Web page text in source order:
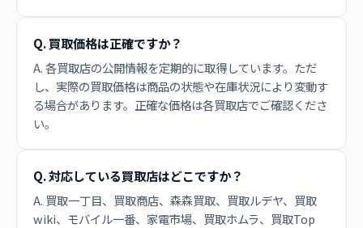
Q. 買取価格は正確ですか？
A. 各買取店の公開情報を定期的に取得しています。ただ
し、実際の買取価格は商品の状態や在庫状況により変動す
る場合があります。正確な価格は各買取店でご確認くださ
い。
Q. 対応している買取店はどこですか？
A. 買取一丁目、買取商店、森森買取、買取ルデヤ、買取
wiki、モバイル一番、家電市場、買取ホムラ、買取Top